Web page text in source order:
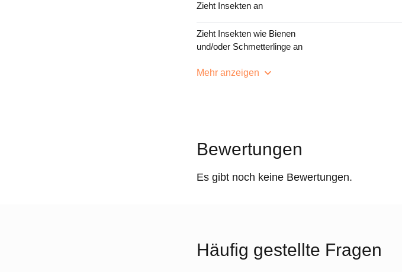
Zieht Insekten an
Zieht Insekten wie Bienen
und/oder Schmetterlinge an
Mehr anzeigen
Bewertungen
Es gibt noch keine Bewertungen.
Häufig gestellte Fragen